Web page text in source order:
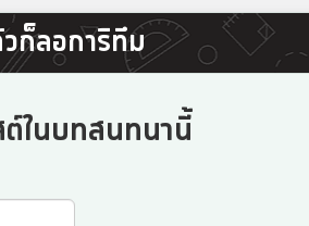
ก็ลอการิทึม
ในบทสนทนานี้